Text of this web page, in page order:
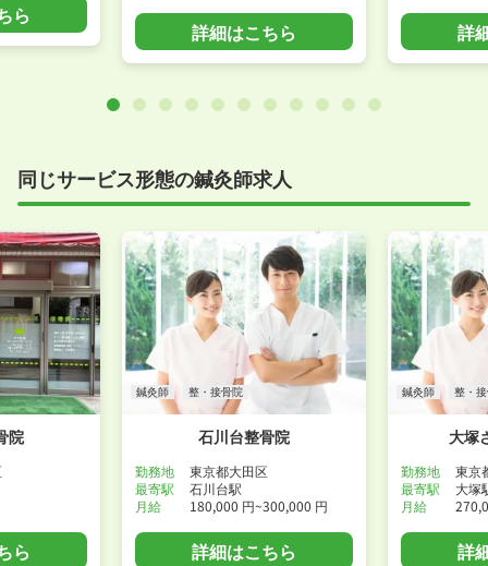
ら
詳細はこちら 詳
同じサービス形態の鍼灸師求人
院
ら
鍼灸師 整・接骨院
石川台整骨院
勤務地
東京都大田区
最寄駅
石川台駅
月給
180,000 円~300,000 円
詳細はこちら
鍼灸師 整・
大塚
勤務地
東京
最寄駅
大塚
月給
詳